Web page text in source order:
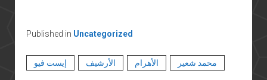
Published in Uncategorized
إيست فيو الأرشيف الأهرام محمد شعير